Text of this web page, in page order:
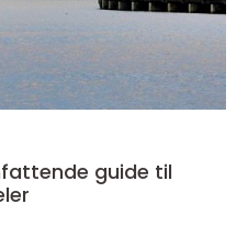
guide til